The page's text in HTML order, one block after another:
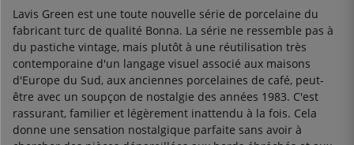
Lavis Green est une toute nouvelle série de porcelaine du
fabricant turc de qualité Bonna. La série ne ressemble pas à
du pastiche vintage, mais plutôt à une réutilisation très
contemporaine d'un langage visuel associé aux maisons
d'Europe du Sud, aux anciennes porcelaines de café, peut-
être avec un soupçon de nostalgie des années 1983. C'est
rassurant, familier et légèrement inattendu à la fois. Cela
donne une sensation nostalgique parfaite sans avoir à